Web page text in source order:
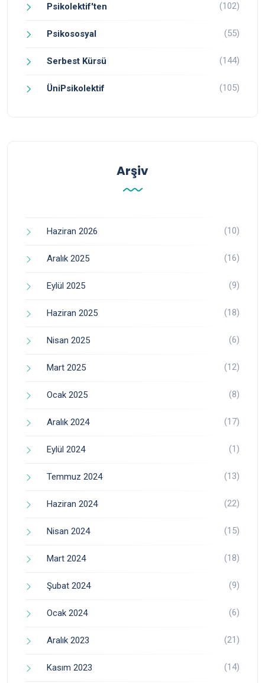
Psikolektif'ten (102)
Psikososyal (55)
Serbest Kürsü (144)
ÜniPsikolektif (105)
Arşiv
Haziran 2026 (10)
Aralık 2025 (16)
Eylül 2025 (9)
Haziran 2025 (18)
Nisan 2025 (6)
Mart 2025 (12)
Ocak 2025 (8)
Aralık 2024 (17)
Eylül 2024 (1)
Temmuz 2024 (13)
Haziran 2024 (22)
Nisan 2024 (15)
Mart 2024 (18)
Şubat 2024 (9)
Ocak 2024 (6)
Aralık 2023 (21)
Kasım 2023 (14)